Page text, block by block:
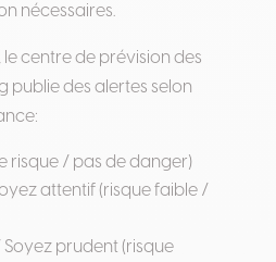
nécessaires.
le centre de prévision des
publie des alertes selon
risque / pas de danger)
attentif (risque faible /
prudent (risque